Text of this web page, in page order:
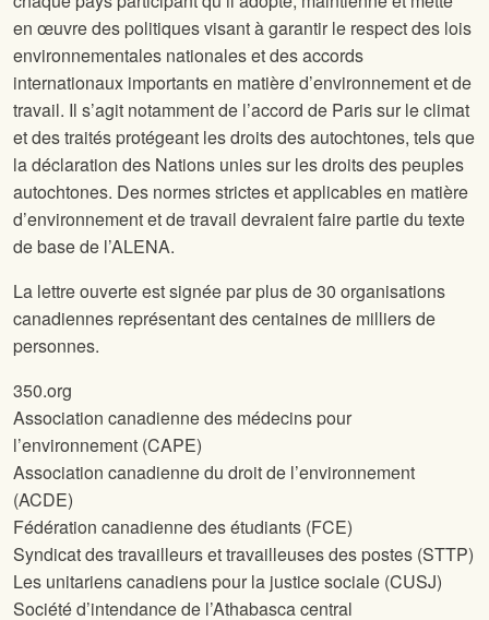
en œuvre des politiques visant à garantir le respect des lois
environnementales nationales et des accords
internationaux importants en matière d’environnement et de
travail. Il s’agit notamment de l’accord de Paris sur le climat
et des traités protégeant les droits des autochtones, tels que
la déclaration des Nations unies sur les droits des peuples
autochtones. Des normes strictes et applicables en matière
d’environnement et de travail devraient faire partie du texte
de base de l’ALENA.
La lettre ouverte est signée par plus de 30 organisations
canadiennes représentant des centaines de milliers de
personnes.
350.org
Association canadienne des médecins pour
l’environnement (CAPE)
Association canadienne du droit de l’environnement
(ACDE)
Fédération canadienne des étudiants (FCE)
Syndicat des travailleurs et travailleuses des postes (STTP)
Les unitariens canadiens pour la justice sociale (CUSJ)
Société d’intendance de l’Athabasca central